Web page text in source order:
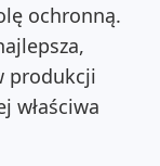
ochronną.
produkcji
właściwa